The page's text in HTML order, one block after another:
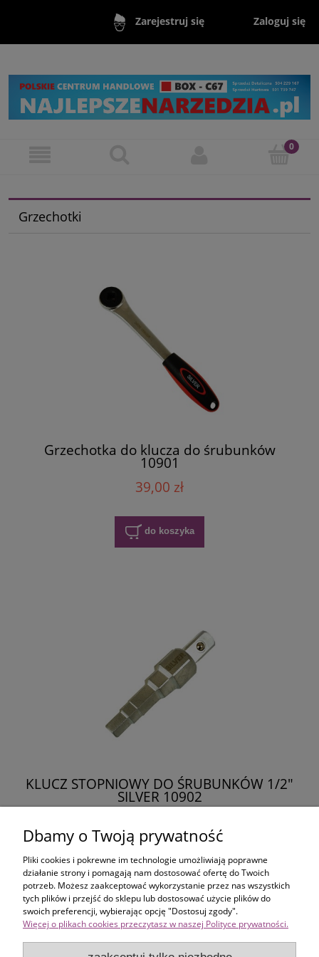
Zarejestruj się Zaloguj się
Grzechotki
Grzechotka do klucza do śrubunków
10901
39,00 zł
do koszyka
KLUCZ STOPNIOWY DO ŚRUBUNKÓW 1/2"
SILVER 10902
do koszyka
Zakupy
Dbamy o Twoją prywatność
Pliki cookies i pokrewne im technologie umożliwiają poprawne
działanie strony i pomagają nam dostosować ofertę do Twoich
potrzeb. Możesz zaakceptować wykorzystanie przez nas wszystkich
tych plików i przejść do sklepu lub dostosować użycie plików do
swoich preferencji, wybierając opcję "Dostosuj zgody".
Więcej o plikach cookies przeczytasz w naszej Polityce prywatności.